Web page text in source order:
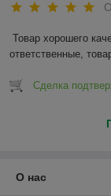
Товар хорошего
ответственные,
Сделка
О нас